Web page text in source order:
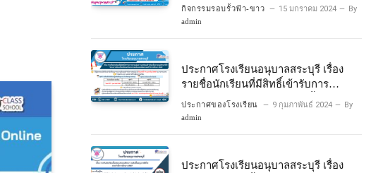
กิจกรรมรอบรั้วฟ้า-ขาว 15 มกราคม 2024 By
admin
ประกาศโรงเรียนอนุบาลสระบุรี เรื่อง
รายชื่อนักเรียนที่มีสิทธิ์เข้ารับการ
ประเมินความพร้อมเข้าเรียนชั้นประถม
ศึกษาปีที่ 1 โครงการห้องเรียนพิเศษ
ประกาศของโรงเรียน 9 กุมภาพันธ์ 2024 By
admin
ประกาศโรงเรียนอนุบาลสระบุรี เรื่อง